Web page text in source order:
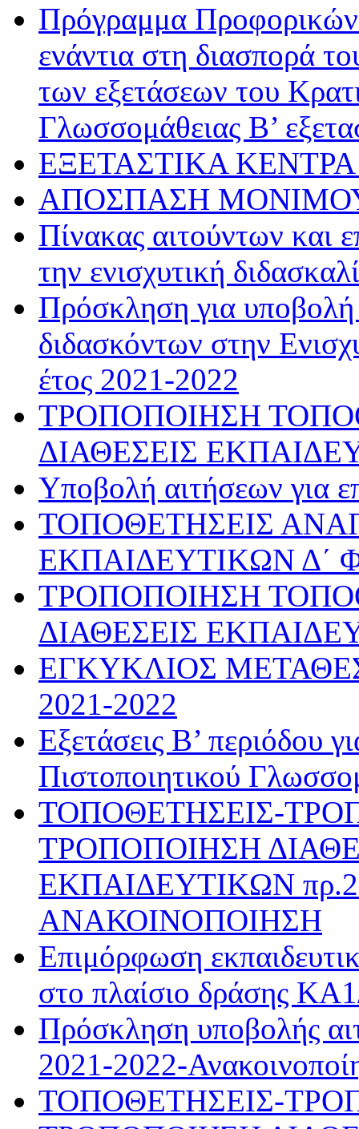
Πρόγραμμα
ενάντια στη διασπορά
των εξετάσεων του
Γλωσσομάθειας Β’
ΕΞΕΤΑΣΤΙΚΑ
ΑΠΟΣΠΑΣΗ
Πίνακας αιτούντων και
την ενισχυτική
Πρόσκληση για
διδασκόντων στην
έτος 2021-2022
ΤΡΟΠΟΠΟΙΗΣΗ
ΔΙΑΘΕΣΕΙΣ
Υποβολή αιτήσεων για
ΤΟΠΟΘΕΤΗΣΕΙΣ
ΕΚΠΑΙΔΕΥΤΙΚΩΝ Δ΄
ΤΡΟΠΟΠΟΙΗΣΗ
ΔΙΑΘΕΣΕΙΣ
ΕΓΚΥΚΛΙΟΣ
2021-2022
Εξετάσεις Β’ περιόδου
Πιστοποιητικού
ΤΟΠΟΘΕΤΗΣΕΙΣ-
ΤΡΟΠΟΠΟΙΗΣΗ
ΕΚΠΑΙΔΕΥΤΙΚΩΝ
ΑΝΑΚΟΙΝΟΠΟΙΗΣΗ
Επιμόρφωση
στο πλαίσιο δράσης
Πρόσκληση υποβολής
2021-2022-
ΤΟΠΟΘΕΤΗΣΕΙΣ-